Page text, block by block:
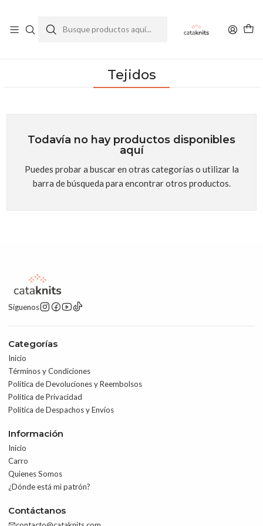
Tejidos
Todavía no hay productos disponibles
aquí
Puedes probar a buscar en otras categorías o utilizar la
barra de búsqueda para encontrar otros productos.
Síguenos
Categorías
Inicio
Términos y Condiciones
Política de Devoluciones y Reembolsos
Política de Privacidad
Política de Despachos y Envíos
Información
Inicio
Carro
Quienes Somos
¿Dónde está mi patrón?
Contáctanos